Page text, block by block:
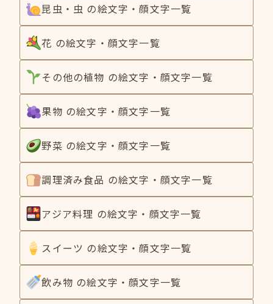
昆虫・虫 の絵文字・顔文字一覧
花 の絵文字・顔文字一覧
その他の植物 の絵文字・顔文字一覧
果物 の絵文字・顔文字一覧
野菜 の絵文字・顔文字一覧
調理済み食品 の絵文字・顔文字一覧
アジア料理 の絵文字・顔文字一覧
スイーツ の絵文字・顔文字一覧
飲み物 の絵文字・顔文字一覧